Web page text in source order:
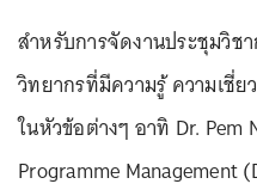
สำหรับการจัดงานประชุมวิช
วิทยากรที่มีความรู้ ความเชี่
ในหัวข้อต่างๆ อาทิ Dr.
Programme Management